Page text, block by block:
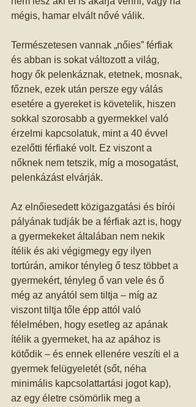
mégis, hamar elvált nővé válik.
Természetesen vannak „nőies” férfiak
és abban is sokat változott a világ,
hogy ők pelenkáznak, etetnek, mosnak,
főznek, ezek után persze egy válás
esetére a gyereket is követelik, hiszen
sokkal szorosabb a gyermekkel való
érzelmi kapcsolatuk, mint a 40 évvel
ezelőtti férfiaké volt. Ez viszont a
nőknek nem tetszik, míg a mosogatást,
pelenkázást elvárják.
Az elnőiesedett közigazgatási és bírói
pályának tudják be a férfiak azt is, hogy
a gyermekeket általában nem nekik
ítélik és aki végigmegy egy ilyen
tortúrán, amikor tényleg ő tesz többet a
gyermekért, tényleg ő van vele és ő
még az anyától sem tiltja – míg az
viszont tiltja tőle épp attól való
félelmében, hogy esetleg az apának
ítélik a gyermeket, ha az apához is
kötődik – és ennek ellenére veszíti el a
gyermek felügyeletét (sőt, néha
minimális kapcsolattartási jogot kap),
az egy életre csömörlik meg a